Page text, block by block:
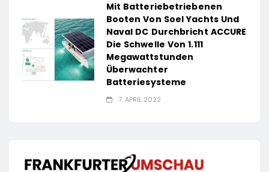
Mit Batteriebetriebenen
Booten Von Soel Yachts Und
Naval DC Durchbricht ACCURE
Die Schwelle Von 1.111
Megawattstunden
Überwachter
Batteriesysteme
7. APRIL 2022